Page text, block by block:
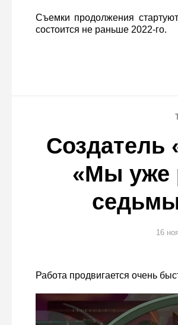
Съемки продолжения
состоится не раньше 2022-го.
Создатель
«Мы уже
16
Работа продвигается очень